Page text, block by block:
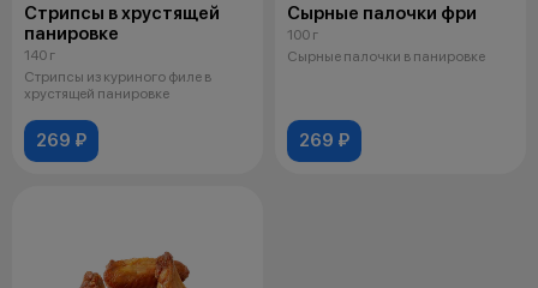
Стрипсы в хрустящей
панировке
140 г
Стрипсы из куриного филе в
хрустящей панировке
269 ₽
Сырные палочки фри
100 г
Сырные палочки в панировке
269 ₽